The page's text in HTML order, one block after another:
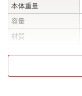
本体重量
容量
材質